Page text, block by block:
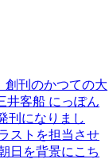
創刊のかつての大
井客船 にっぽん
刊になりまし
ストを担当させ
日を背景にこち